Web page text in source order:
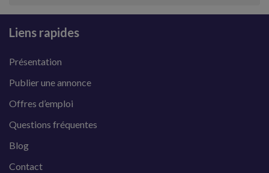
Liens rapides
Présentation
Publier une annonce
Offres d’emploi
Questions fréquentes
Blog
Contact